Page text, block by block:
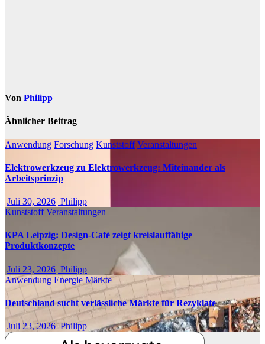
Von Philipp
Ähnlicher Beitrag
Anwendung Forschung Kunststoff Veranstaltungen
Elektrowerkzeug zu Elektrowerkzeug: Miteinander als
Arbeitsprinzip
Juli 30, 2026 Philipp
Kunststoff Veranstaltungen
KPA Leipzig: Design-Café zeigt kreislauffähige
Produktkonzepte
Juli 23, 2026 Philipp
Anwendung Energie Märkte
Deutschland sucht verlässliche Märkte für Rezyklate
Juli 23, 2026 Philipp